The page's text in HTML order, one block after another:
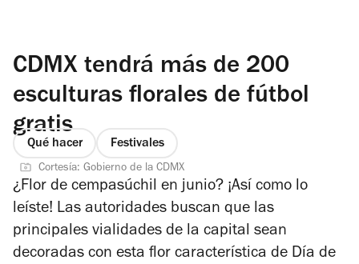
CDMX tendrá más de 200
esculturas florales de fútbol
gratis
Qué hacer Festivales
Cortesía: Gobierno de la CDMX
¿Flor de cempasúchil en junio? ¡Así como lo
leíste! Las autoridades buscan que las
principales vialidades de la capital sean
decoradas con esta flor característica de Día de